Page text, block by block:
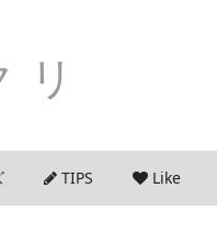
リ
TIPS Like